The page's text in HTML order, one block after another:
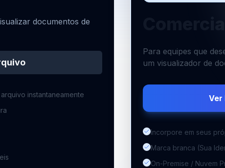
documentos de
instantaneamente
Para equipes que
um visualizador de
Ver
Incorpore em seus
Marca branca (Sua
On-Premise / Nuvem